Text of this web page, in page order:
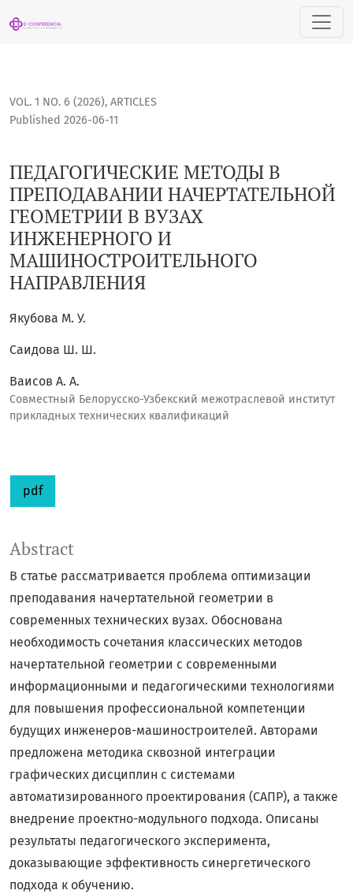
ПЕДАГОГИЧЕСКИЕ МЕТОДЫ В ПРЕПОДАВАНИИ
VOL. 1 NO. 6 (2026), ARTICLES
ПЕДАГОГИЧЕСКИЕ МЕТОДЫ В
ПРЕПОДАВАНИИ НАЧЕРТАТЕЛЬНОЙ
ГЕОМЕТРИИ В ВУЗАХ
ИНЖЕНЕРНОГО И
МАШИНОСТРОИТЕЛЬНОГО
НАПРАВЛЕНИЯ
Published 2026-06-11
Якубова М. У.
Саидова Ш. Ш.
Ваисов А. А.
Совместный Белорусско-Узбекский межотраслевой институт
прикладных технических квалификаций
pdf
Abstract
В статье рассматривается проблема оптимизации
преподавания начертательной геометрии в
современных технических вузах. Обоснована
необходимость сочетания классических методов
начертательной геометрии с современными
информационными и педагогическими технологиями
для повышения профессиональной компетенции
будущих инженеров-машиностроителей. Авторами
предложена методика сквозной интеграции
графических дисциплин с системами
автоматизированного проектирования (САПР), а также
внедрение проектно-модульного подхода. Описаны
результаты педагогического эксперимента,
доказывающие эффективность синергетического
подхода к обучению.